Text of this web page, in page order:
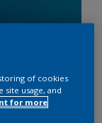
of cookies
usage, and
for more